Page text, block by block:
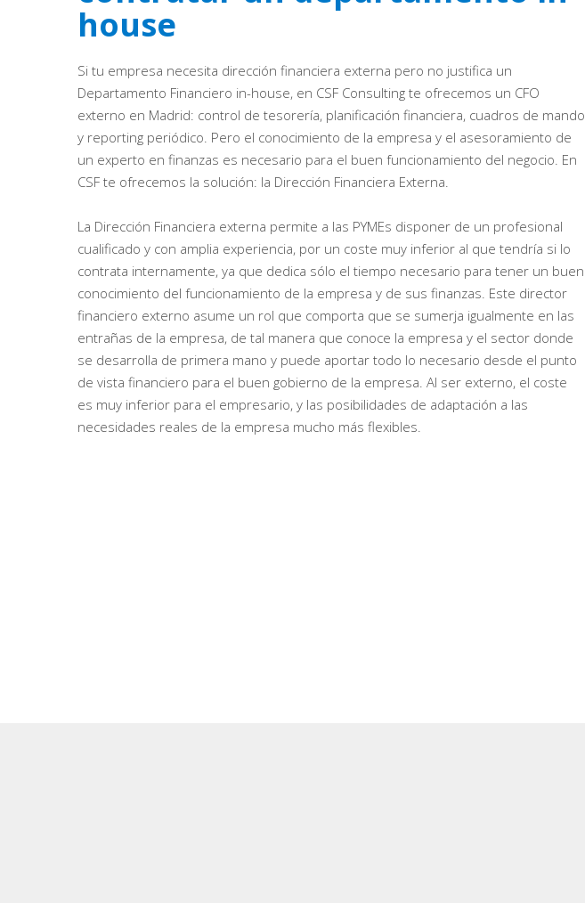
house
Si tu empresa necesita dirección financiera externa pero no justifica un
Departamento Financiero in-house, en CSF Consulting te ofrecemos un CFO
externo en Madrid: control de tesorería, planificación financiera, cuadros de mando
y reporting periódico. Pero el conocimiento de la empresa y el asesoramiento de
un experto en finanzas es necesario para el buen funcionamiento del negocio. En
CSF te ofrecemos la solución: la Dirección Financiera Externa.
La Dirección Financiera externa permite a las PYMEs disponer de un profesional
cualificado y con amplia experiencia, por un coste muy inferior al que tendría si lo
contrata internamente, ya que dedica sólo el tiempo necesario para tener un buen
conocimiento del funcionamiento de la empresa y de sus finanzas. Este director
financiero externo asume un rol que comporta que se sumerja igualmente en las
entrañas de la empresa, de tal manera que conoce la empresa y el sector donde
se desarrolla de primera mano y puede aportar todo lo necesario desde el punto
de vista financiero para el buen gobierno de la empresa. Al ser externo, el coste
es muy inferior para el empresario, y las posibilidades de adaptación a las
necesidades reales de la empresa mucho más flexibles.